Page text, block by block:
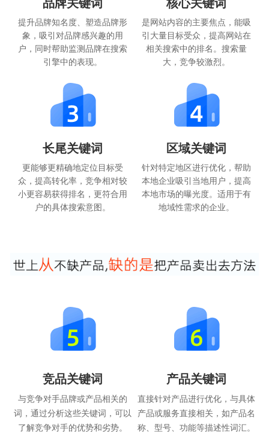
提升品牌知名度、塑造品牌形
象，吸引对品牌感兴趣的用
户，同时帮助监测品牌在搜索
引擎中的表现。
是网站内容的主要焦点，能吸
引大量目标受众，提高网站在
相关搜索中的排名。搜索量
大，竞争较激烈。
长尾关键词
更能够更精确地定位目标受
众，提高转化率，竞争相对较
小更容易获得排名，更符合用
户的具体搜索意图。
区域关键词
针对特定地区进行优化，帮助
本地企业吸引当地用户，提高
本地市场的曝光度。适用于有
地域性需求的企业。
竞品关键词
与竞争对手品牌或产品相关的
词，通过分析这些关键词，可以
了解竞争对手的优势和劣势。
产品关键词
直接针对产品进行优化，与具体
产品或服务直接相关，如产品名
称、型号、功能等描述性词汇。